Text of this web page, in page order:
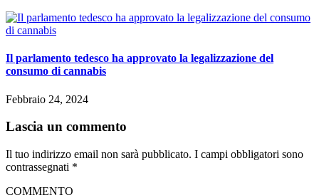
Il parlamento tedesco ha approvato la legalizzazione del
consumo di cannabis
Febbraio 24, 2024
Lascia un commento
Il tuo indirizzo email non sarà pubblicato. I campi obbligatori sono
contrassegnati *
COMMENTO